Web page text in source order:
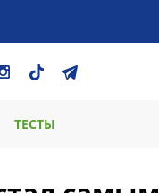
ТЕСТЫ